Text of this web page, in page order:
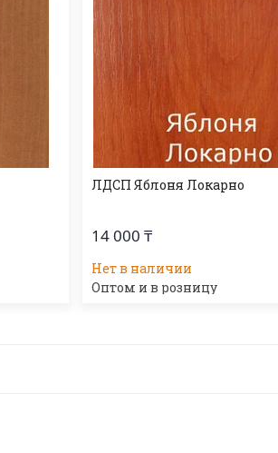
ЛДСП Яблоня Локарно
14 000 ₸
Нет в наличии
Оптом и в розницу